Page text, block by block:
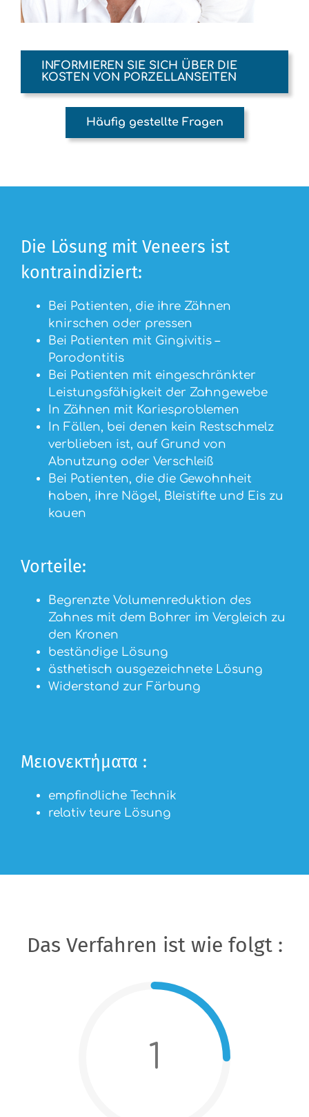
INFORMIEREN SIE SICH ÜBER DIE
KOSTEN VON PORZELLANSEITEN
Häufig gestellte Fragen
Die Lösung mit Veneers ist
kontraindiziert:
Bei Patienten, die ihre Zähnen
knirschen oder pressen
Bei Patienten mit Gingivitis –
Parodontitis
Bei Patienten mit eingeschränkter
Leistungsfähigkeit der Zahngewebe
In Zähnen mit Kariesproblemen
In Fällen, bei denen kein Restschmelz
verblieben ist, auf Grund von
Abnutzung oder Verschleiß
Bei Patienten, die die Gewohnheit
haben, ihre Nägel, Bleistifte und Eis zu
kauen
Vorteile:
Begrenzte Volumenreduktion des
Zahnes mit dem Bohrer im Vergleich zu
den Kronen
beständige Lösung
ästhetisch ausgezeichnete Lösung
Widerstand zur Färbung
Μειονεκτήματα :
empfindliche Technik
relativ teure Lösung
Das Verfahren ist wie folgt :
1